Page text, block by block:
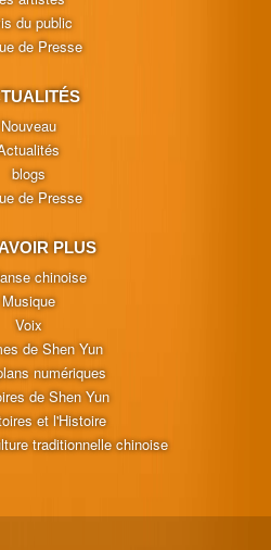
du public
de Presse
Nouveau
blogs
de Presse
PLUS
chinoise
Musique
Voix
de Shen Yun
numériques
de Shen Yun
et l'Histoire
traditionnelle chinoise